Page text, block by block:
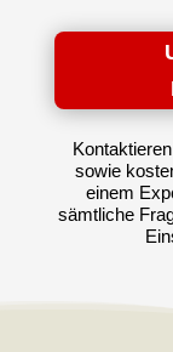
sowie
einem
sämtliche